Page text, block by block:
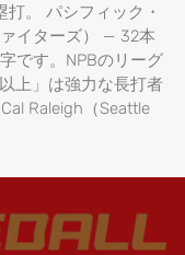
。 パシフィック・
イターズ） — 32本
です。NPBのリーグ
上」は強力な長打者
Raleigh（Seattle